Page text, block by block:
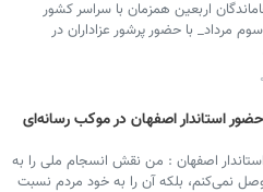
اربعین همزمان با سراسر کشور
مرداد_ با حضور پرشور عزاداران در
حضور استاندار اصفهان در موکب رسانه‌ای
اصفهان : من نقش انسجام ملی را به
نمی‌کنم، بلکه آن را به خود مردم نسبت